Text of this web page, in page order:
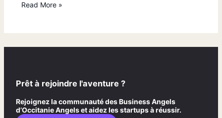
Read More »
Prêt à rejoindre l'aventure ?
Rejoignez la communauté des Business Angels
d’Occitanie Angels et aidez les startups à réussir.